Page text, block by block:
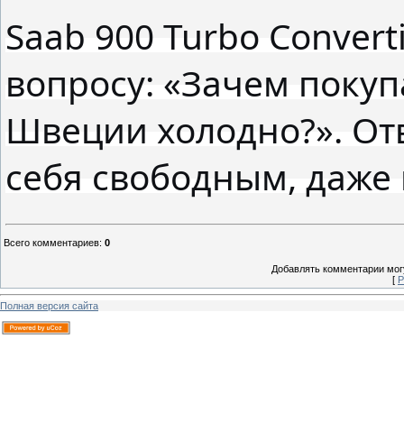
Saab 900 Turbo
вопросу: «Зачем
Швеции холодно?».
себя свободным, даже
Всего комментариев: 0
Добавлять комментарии
[
Полная версия сайта